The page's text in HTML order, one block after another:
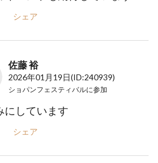
シェア
佐藤 裕
2026年01月19日(ID:240939)
ショパンフェスティバルに参加
にしています
シェア